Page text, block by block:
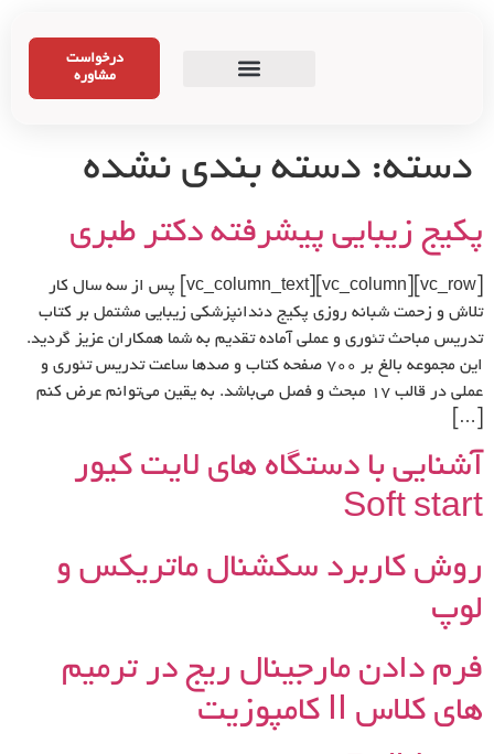
درخواست
مشاوره
دسته: دسته بندی نشده
پکیج زیبایی پیشرفته دکتر طبری
[vc_row][vc_column][vc_column_text] پس از سه سال کار
تلاش و زحمت شبانه روزی پکیج دندانپزشکی زیبایی مشتمل بر کتاب
تدریس مباحث تئوری و عملی آماده تقدیم به شما همکاران عزیز گردید.
این مجموعه بالغ بر ۷۰۰ صفحه کتاب و صدها ساعت تدریس تئوری و
عملی در قالب ۱۷ مبحث و فصل می‌باشد. به یقین می‌توانم عرض کنم
[…]
آشنایی با دستگاه های لایت کیور
Soft start
روش کاربرد سکشنال ماتریکس و
لوپ
فرم دادن مارجینال ریج در ترمیم
های کلاس II کامپوزیت